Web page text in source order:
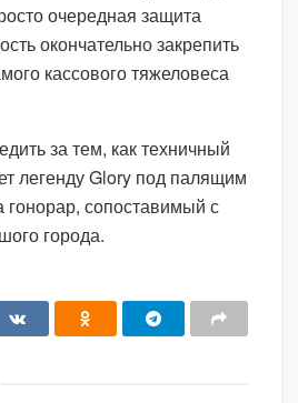
очередная защита
окончательно закрепить
кассового тяжеловеса
за тем, как техничный
легенду Glory под палящим
гонорар, сопоставимый с
города.